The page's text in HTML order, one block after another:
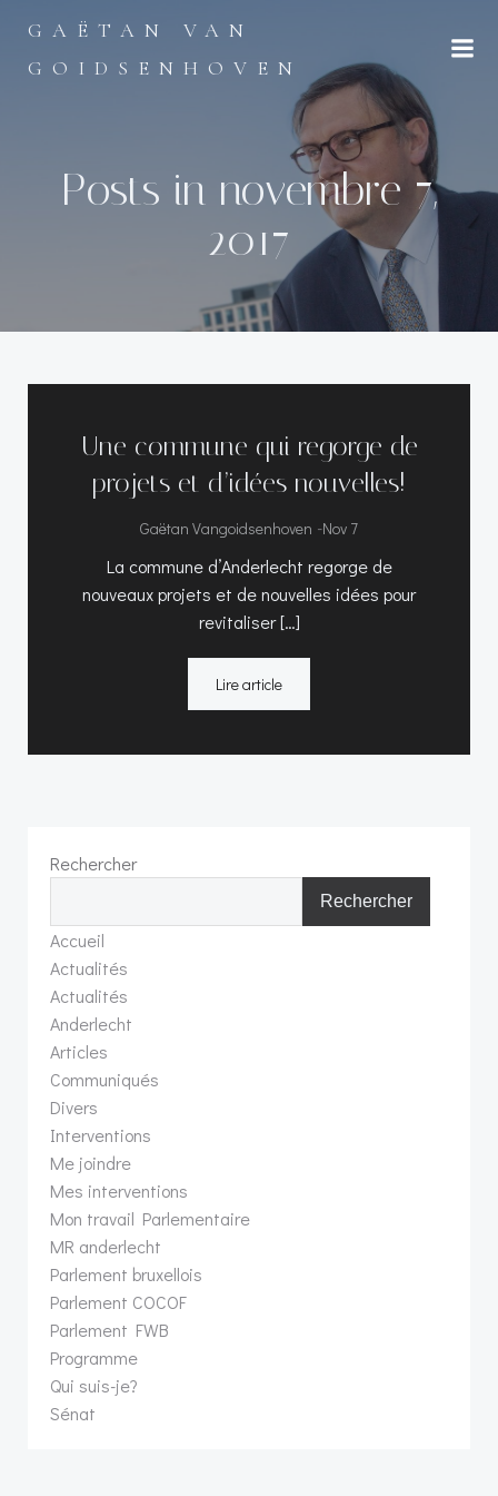
contenu
GAËTAN VAN
GOIDSENHOVEN
Posts in novembre 7,
2017
Une commune qui regorge de
projets et d’idées nouvelles!
Gaëtan Vangoidsenhoven -Nov 7
La commune d’Anderlecht regorge de
nouveaux projets et de nouvelles idées pour
revitaliser […]
Lire article
Rechercher
Rechercher
Accueil
Actualités
Actualités
Anderlecht
Articles
Communiqués
Divers
Interventions
Me joindre
Mes interventions
Mon travail Parlementaire
MR anderlecht
Parlement bruxellois
Parlement COCOF
Parlement FWB
Programme
Qui suis-je?
Sénat